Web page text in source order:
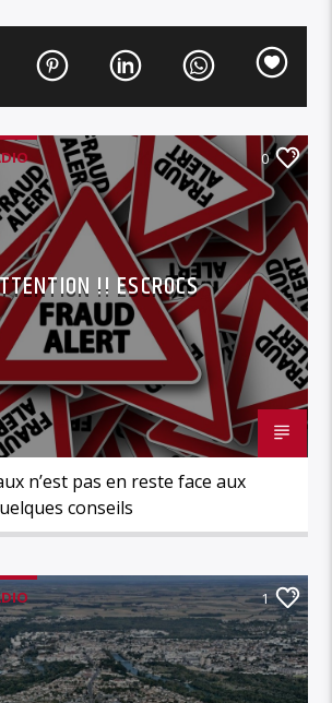
0
!! ESCROCS
n’est pas en reste face aux
conseils
1